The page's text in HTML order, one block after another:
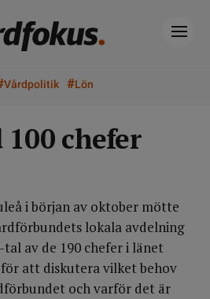
Vårdpolitik #Lön
chefer
i början av oktober mötte
lokala avdelning
av de 190 chefer i länet
att diskutera vilket behov
och varför det är